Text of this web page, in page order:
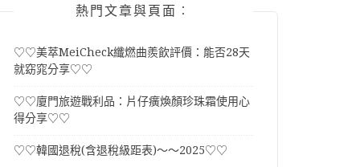
熱門文章與頁面︰
♡♡美萃MeiCheck纖燃曲羨飲評價：能否28天
就窈窕分享♡♡
♡♡廈門旅遊戰利品：片仔癀煥顏珍珠霜使用心
得分享♡♡
♡♡韓國退稅(含退稅級距表)～～2025♡♡